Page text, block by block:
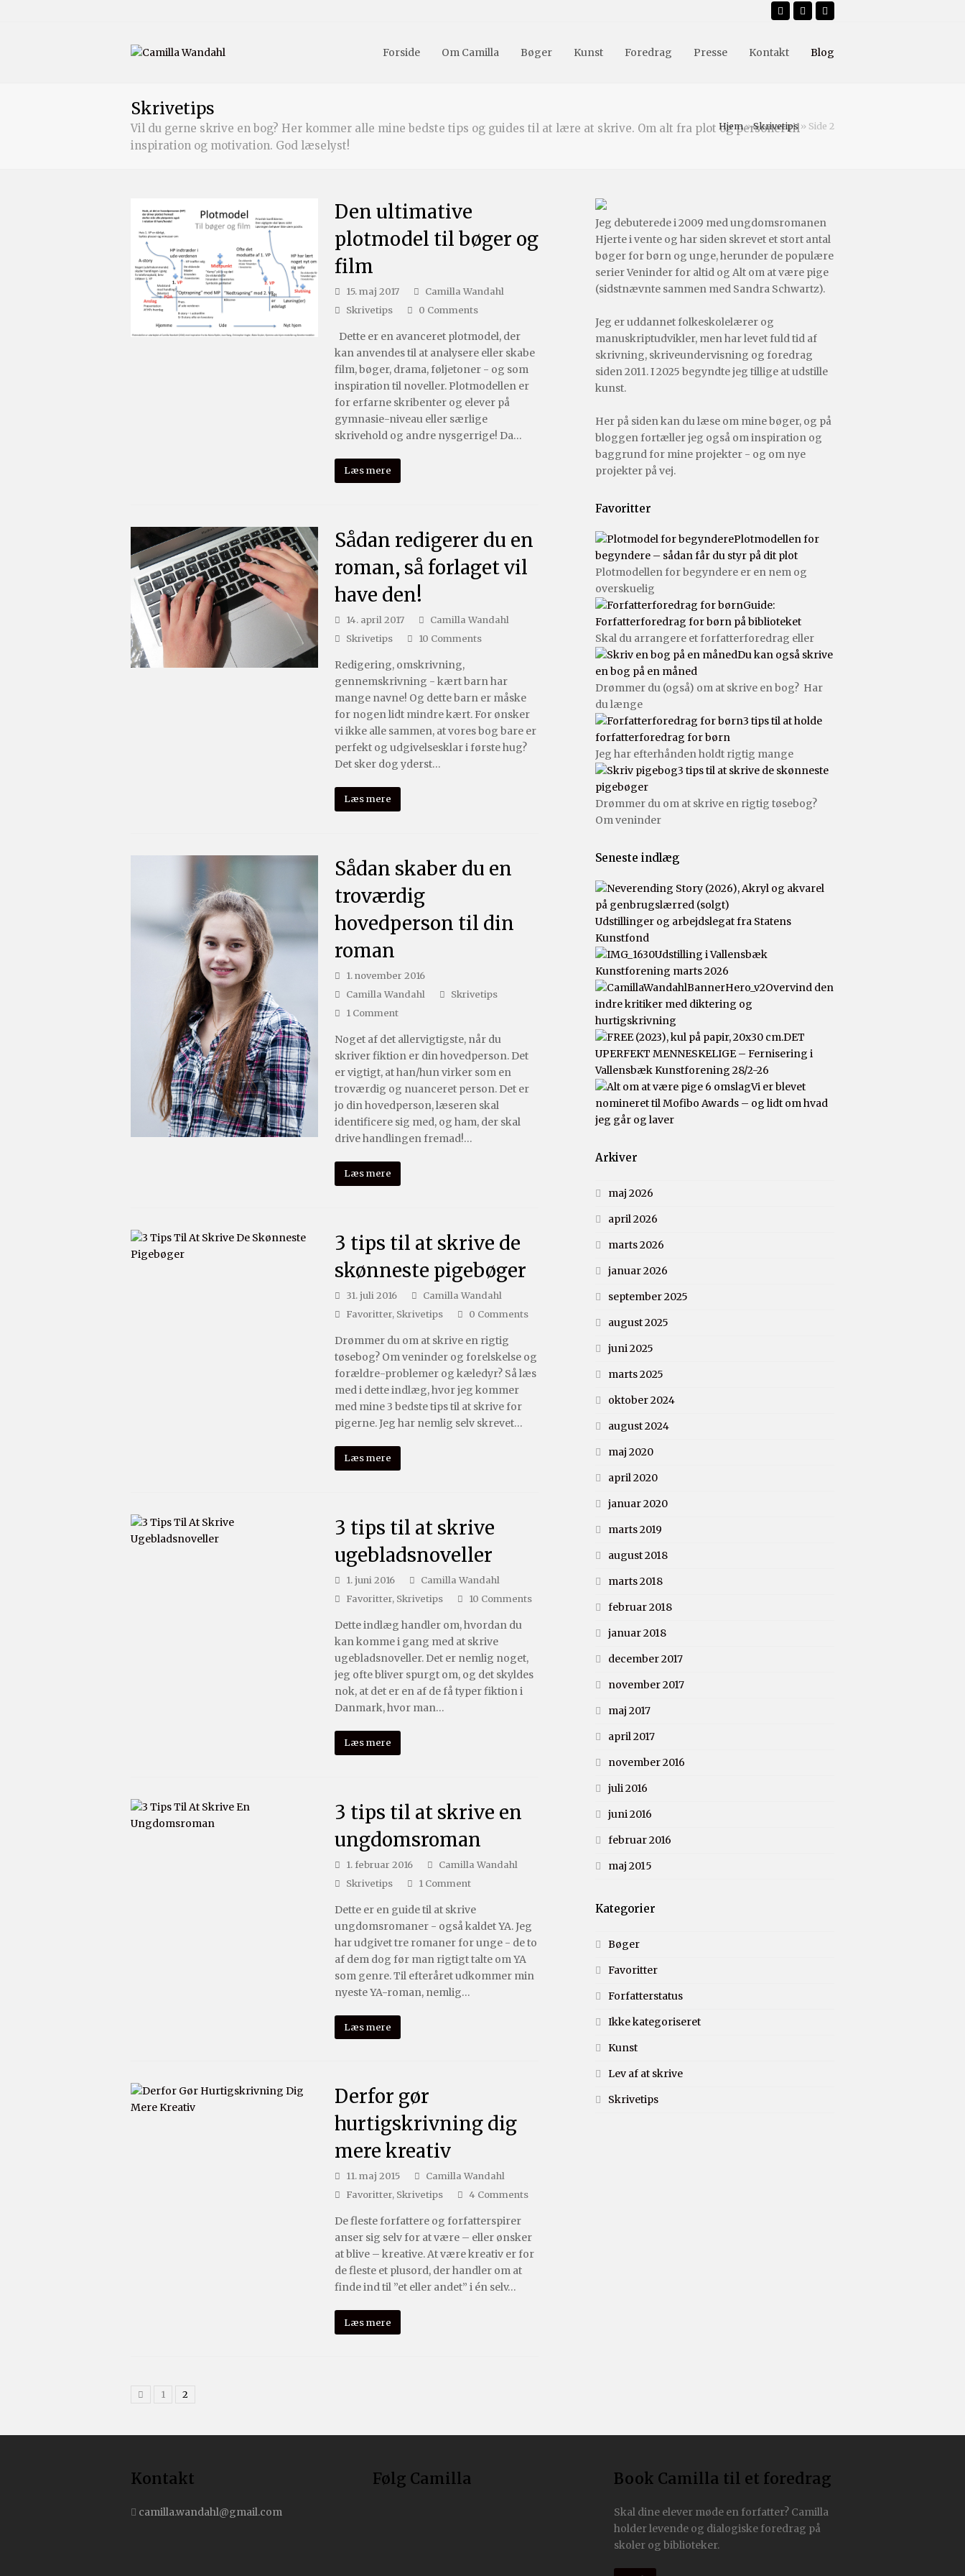
FacebookInstagram
Forside Om Camilla Bøger Kunst Foredrag Presse Kontakt Blog
Skrivetips
Vil du gerne skrive en bog? Her kommer alle mine bedste tips og guides til at lære at skrive. Om alt fra plot og personer til
inspiration og motivation. God læselyst!
Hjem»Skrivetips» Side 2
Den ultimative
plotmodel til bøger og
film
15. maj 2017
Camilla Wandahl
Skrivetips
0 Comments
Dette er en avanceret plotmodel, der
kan anvendes til at analysere eller skabe
film, bøger, drama, føljetoner - og som
inspiration til noveller. Plotmodellen er
for erfarne skribenter og elever på
gymnasie-niveau eller særlige
skrivehold og andre nysgerrige! Da…
Læs mere
Sådan redigerer du en
roman, så forlaget vil
have den!
14. april 2017
Camilla Wandahl
Skrivetips
10 Comments
Redigering, omskrivning,
gennemskrivning - kært barn har
mange navne! Og dette barn er måske
for nogen lidt mindre kært. For ønsker
vi ikke alle sammen, at vores bog bare er
perfekt og udgivelsesklar i første hug?
Det sker dog yderst…
Læs mere
Sådan skaber du en
troværdig
hovedperson til din
roman
1. november 2016
Camilla Wandahl
Skrivetips
1 Comment
Noget af det allervigtigste, når du
skriver fiktion er din hovedperson. Det
er vigtigt, at han/hun virker som en
troværdig og nuanceret person. Det er
jo din hovedperson, læseren skal
identificere sig med, og ham, der skal
drive handlingen fremad!…
Læs mere
3 tips til at skrive de
skønneste pigebøger
31. juli 2016
Camilla Wandahl
Favoritter, Skrivetips 0 Comments
Drømmer du om at skrive en rigtig
tøsebog? Om veninder og forelskelse og
forældre-problemer og kæledyr? Så læs
med i dette indlæg, hvor jeg kommer
med mine 3 bedste tips til at skrive for
pigerne. Jeg har nemlig selv skrevet…
Læs mere
3 tips til at skrive
ugebladsnoveller
1. juni 2016
Camilla Wandahl
Favoritter, Skrivetips 10 Comments
Dette indlæg handler om, hvordan du
kan komme i gang med at skrive
ugebladsnoveller. Det er nemlig noget,
jeg ofte bliver spurgt om, og det skyldes
nok, at det er en af de få typer fiktion i
Danmark, hvor man…
Læs mere
3 tips til at skrive en
ungdomsroman
1. februar 2016
Camilla Wandahl
Skrivetips
1 Comment
Dette er en guide til at skrive
ungdomsromaner - også kaldet YA. Jeg
har udgivet tre romaner for unge - de to
af dem dog før man rigtigt talte om YA
som genre. Til efteråret udkommer min
nyeste YA-roman, nemlig…
Læs mere
Derfor gør
hurtigskrivning dig
mere kreativ
11. maj 2015
Camilla Wandahl
Favoritter, Skrivetips 4 Comments
De fleste forfattere og forfatterspirer
anser sig selv for at være – eller ønsker
at blive – kreative. At være kreativ er for
de fleste et plusord, der handler om at
finde ind til ”et eller andet” i én selv…
Læs mere
1 2
Jeg debuterede i 2009 med ungdomsromanen
Hjerte i vente og har siden skrevet et stort antal
bøger for børn og unge, herunder de populære
serier Veninder for altid og Alt om at være pige
(sidstnævnte sammen med Sandra Schwartz).
Jeg er uddannet folkeskolelærer og
manuskriptudvikler, men har levet fuld tid af
skrivning, skriveundervisning og foredrag
siden 2011. I 2025 begyndte jeg tillige at udstille
kunst.
Her på siden kan du læse om mine bøger, og på
bloggen fortæller jeg også om inspiration og
baggrund for mine projekter - og om nye
projekter på vej.
Favoritter
Plotmodellen for
begyndere – sådan får du styr på dit plot
Plotmodellen for begyndere er en nem og
overskuelig
Guide:
Forfatterforedrag for børn på biblioteket
Skal du arrangere et forfatterforedrag eller
Du kan også skrive
en bog på en måned
Drømmer du (også) om at skrive en bog? Har
du længe
3 tips til at holde
forfatterforedrag for børn
Jeg har efterhånden holdt rigtig mange
3 tips til at skrive de skønneste
pigebøger
Drømmer du om at skrive en rigtig tøsebog?
Om veninder
Seneste indlæg
Udstillinger og arbejdslegat fra Statens
Kunstfond
Udstilling i Vallensbæk
Kunstforening marts 2026
Overvind den
indre kritiker med diktering og
hurtigskrivning
DET
UPERFEKT MENNESKELIGE – Fernisering i
Vallensbæk Kunstforening 28/2-26
Vi er blevet
nomineret til Mofibo Awards – og lidt om hvad
jeg går og laver
Arkiver
maj 2026
april 2026
marts 2026
januar 2026
september 2025
august 2025
juni 2025
marts 2025
oktober 2024
august 2024
maj 2020
april 2020
januar 2020
marts 2019
august 2018
marts 2018
februar 2018
januar 2018
december 2017
november 2017
maj 2017
april 2017
november 2016
juli 2016
juni 2016
februar 2016
maj 2015
Kategorier
Bøger
Favoritter
Forfatterstatus
Ikke kategoriseret
Kunst
Lev af at skrive
Skrivetips
Kontakt
camilla.wandahl@gmail.com
Følg Camilla Book Camilla til et foredrag
Skal dine elever møde en forfatter? Camilla
holder levende og dialogiske foredrag på
skoler og biblioteker.